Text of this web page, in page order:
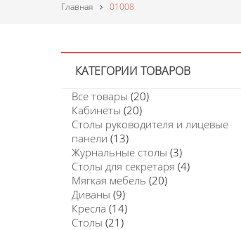
Главная 01008
КАТЕГОРИИ ТОВАРОВ
Все товары (20)
Кабинеты (20)
Столы руководителя и лицевые
панели (13)
Журнальные столы (3)
Столы для секретаря (4)
Мягкая мебель (20)
Диваны (9)
Кресла (14)
Столы (21)